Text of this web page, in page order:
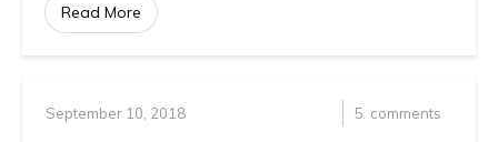
Read More
September 10, 2018 5 comments